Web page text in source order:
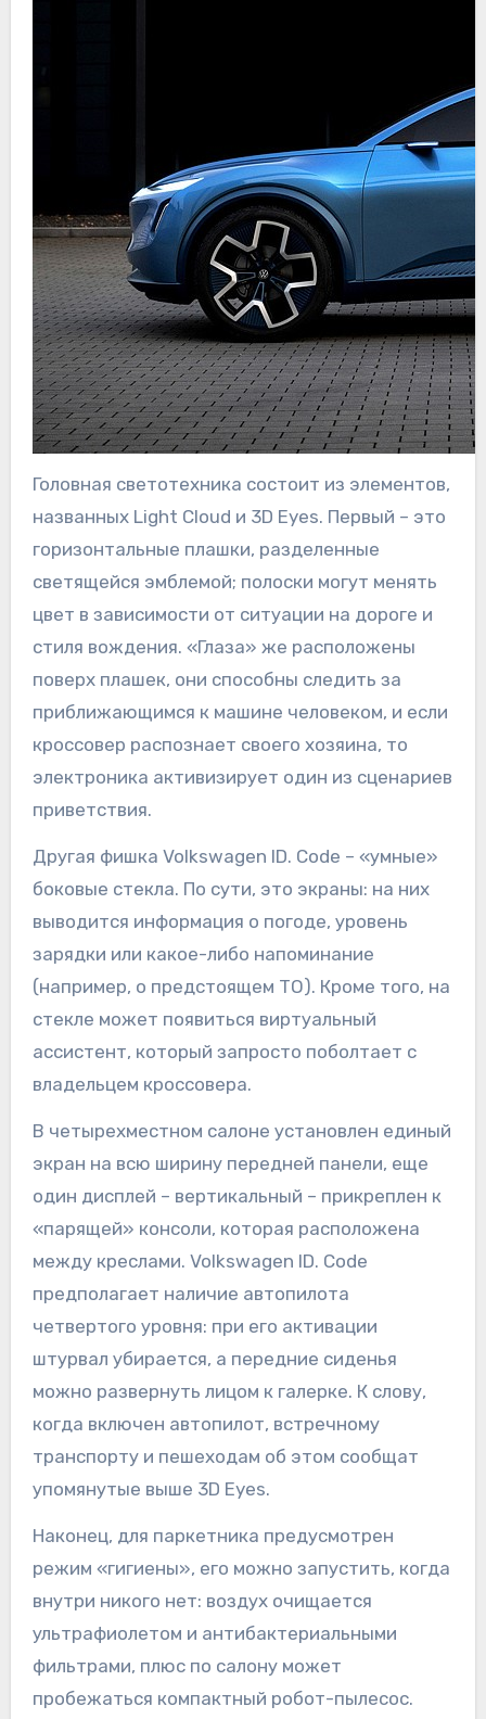
Головная светотехника состоит из элементов,
названных Light Cloud и 3D Eyes. Первый – это
горизонтальные плашки, разделенные
светящейся эмблемой; полоски могут менять
цвет в зависимости от ситуации на дороге и
стиля вождения. «Глаза» же расположены
поверх плашек, они способны следить за
приближающимся к машине человеком, и если
кроссовер распознает своего хозяина, то
электроника активизирует один из сценариев
приветствия.
Другая фишка Volkswagen ID. Code – «умные»
боковые стекла. По сути, это экраны: на них
выводится информация о погоде, уровень
зарядки или какое-либо напоминание
(например, о предстоящем ТО). Кроме того, на
стекле может появиться виртуальный
ассистент, который запросто поболтает с
владельцем кроссовера.
В четырехместном салоне установлен единый
экран на всю ширину передней панели, еще
один дисплей – вертикальный – прикреплен к
«парящей» консоли, которая расположена
между креслами. Volkswagen ID. Code
предполагает наличие автопилота
четвертого уровня: при его активации
штурвал убирается, а передние сиденья
можно развернуть лицом к галерке. К слову,
когда включен автопилот, встречному
транспорту и пешеходам об этом сообщат
упомянутые выше 3D Eyes.
Наконец, для паркетника предусмотрен
режим «гигиены», его можно запустить, когда
внутри никого нет: воздух очищается
ультрафиолетом и антибактериальными
фильтрами, плюс по салону может
пробежаться компактный робот-пылесос.